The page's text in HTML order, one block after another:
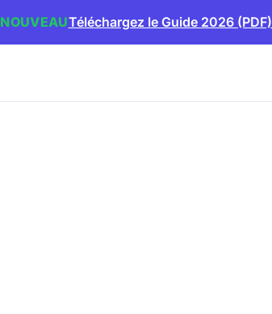
NOUVEAUTéléchargez le Guide 2026 (PDF)